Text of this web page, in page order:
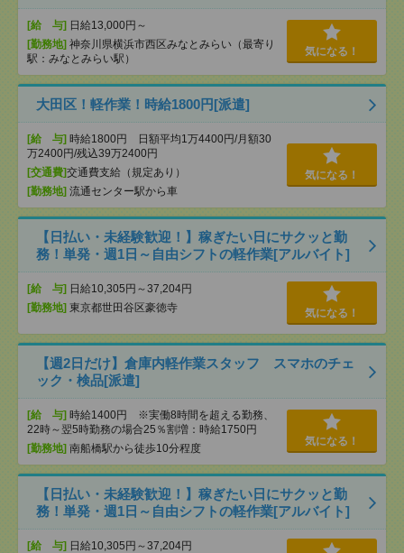
[給 与] 日給13,000円～
[勤務地] 神奈川県横浜市西区みなとみらい（最寄り
駅：みなとみらい駅）
気になる！
大田区！軽作業！時給1800円[派遣]
[給 与] 時給1800円 日額平均1万4400円/月額30
万2400円/残込39万2400円
[交通費]交通費支給（規定あり）
[勤務地] 流通センター駅から車
気になる！
【日払い・未経験歓迎！】稼ぎたい日にサクッと勤
務！単発・週1日～自由シフトの軽作業[アルバイト]
[給 与] 日給10,305円～37,204円
[勤務地] 東京都世田谷区豪徳寺 気になる！
【週2日だけ】倉庫内軽作業スタッフ スマホのチェ
ック・検品[派遣]
[給 与] 時給1400円 ※実働8時間を超える勤務、
22時～翌5時勤務の場合25％割増：時給1750円
[勤務地] 南船橋駅から徒歩10分程度
気になる！
【日払い・未経験歓迎！】稼ぎたい日にサクッと勤
務！単発・週1日～自由シフトの軽作業[アルバイト]
[給 与] 日給10,305円～37,204円